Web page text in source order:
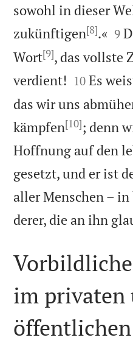
sowohl in dieser
zukünftigen[8].« 

9
Wort[9], das vollste
verdient! 

10 Es
das wir uns
kämpfen[10]; denn
Hoffnung auf den
gesetzt, und er ist
aller Menschen – in
derer, die an ihn
im privaten